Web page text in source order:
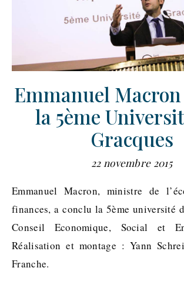
Emmanuel
la 5ème
Gracques
22 novembre 2015
Emmanuel Macron, ministre de l’économie et des
finances, a conclu la 5ème université
Conseil Economique, Social et
Réalisation et montage : Yann
Franche.